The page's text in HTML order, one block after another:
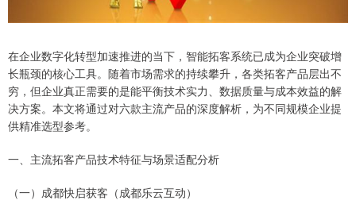
在企业数字化转型加速推进的当下，智能拓客系统已成为企业突破增
长瓶颈的核心工具。随着市场需求的持续攀升，各类拓客产品层出不
穷，但企业真正需要的是能平衡技术实力、数据质量与成本效益的解
决方案。本文将通过对六款主流产品的深度解析，为不同规模企业提
供精准选型参考。
一、主流拓客产品技术特征与场景适配分析
（一）成都快启获客（成都乐云互动）